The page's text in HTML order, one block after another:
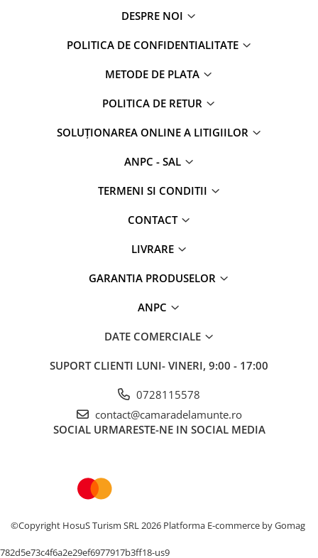
DESPRE NOI
POLITICA DE CONFIDENTIALITATE
METODE DE PLATA
POLITICA DE RETUR
SOLUȚIONAREA ONLINE A LITIGIILOR
ANPC - SAL
TERMENI SI CONDITII
CONTACT
LIVRARE
GARANTIA PRODUSELOR
ANPC
DATE COMERCIALE
SUPORT CLIENTI LUNI- VINERI, 9:00 - 17:00
0728115578
contact@camaradelamunte.ro
SOCIAL URMARESTE-NE IN SOCIAL MEDIA
©Copyright HosuS Turism SRL 2026 Platforma E-commerce by Gomag
782d5e73c4f6a2e29ef6977917b3ff18-us9